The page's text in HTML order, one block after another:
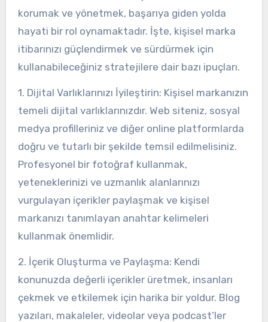
korumak ve yönetmek, başarıya giden yolda
hayati bir rol oynamaktadır. İşte, kişisel marka
itibarınızı güçlendirmek ve sürdürmek için
kullanabileceğiniz stratejilere dair bazı ipuçları.
1. Dijital Varlıklarınızı İyileştirin: Kişisel markanızın
temeli dijital varlıklarınızdır. Web siteniz, sosyal
medya profilleriniz ve diğer online platformlarda
doğru ve tutarlı bir şekilde temsil edilmelisiniz.
Profesyonel bir fotoğraf kullanmak,
yeteneklerinizi ve uzmanlık alanlarınızı
vurgulayan içerikler paylaşmak ve kişisel
markanızı tanımlayan anahtar kelimeleri
kullanmak önemlidir.
2. İçerik Oluşturma ve Paylaşma: Kendi
konunuzda değerli içerikler üretmek, insanları
çekmek ve etkilemek için harika bir yoldur. Blog
yazıları, makaleler, videolar veya podcast’ler